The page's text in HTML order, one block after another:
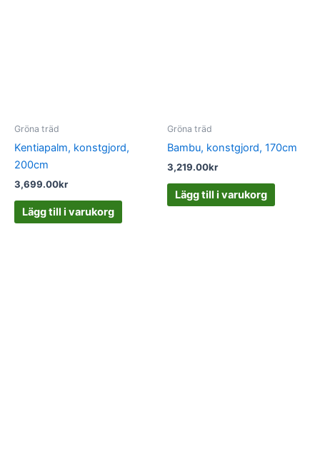
Gröna träd
Kentiapalm, konstgjord,
200cm
3,699.00kr
Lägg till i varukorg
Gröna träd
Bambu, konstgjord, 170cm
3,219.00kr
Lägg till i varukorg